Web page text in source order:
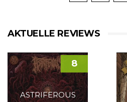
AKTUELLE REVIEWS
ASTRIFEROUS
8